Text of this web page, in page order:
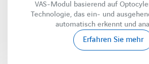
VAS-Modul basierend auf
Technologie, das ein- und
automatisch erkennt und
Erfahren Sie mehr